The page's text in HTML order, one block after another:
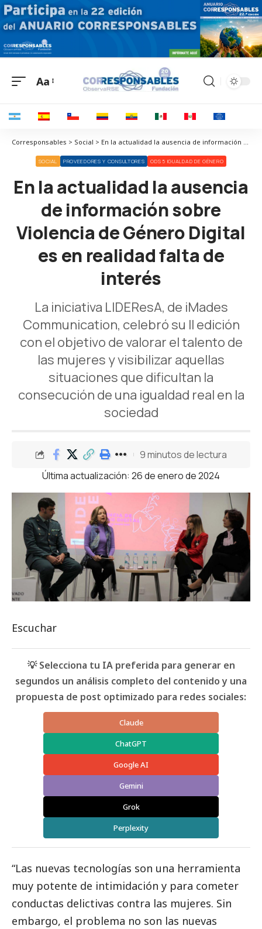
Aa
Corresponsables > Social > En la actualidad la ausencia de información sobre Violencia de Género Digital es en realidad falta de interés
SOCIAL PROVEEDORES Y CONSULTORES ODS 5 IGUALDAD DE GÉNERO
En la actualidad la ausencia
de información sobre
Violencia de Género Digital
es en realidad falta de
interés
La iniciativa LIDEResA, de iMades
Communication, celebró su II edición
con el objetivo de valorar el talento de
las mujeres y visibilizar aquellas
situaciones que dificultan la
consecución de una igualdad real en la
sociedad
Última actualización: 26 de enero de 2024
9 minutos de lectura
Escuchar
💡 Selecciona tu IA preferida para generar en
segundos un análisis completo del contenido y una
propuesta de post optimizado para redes sociales:
Claude
ChatGPT
Google AI
Gemini
Grok
Perplexity
“Las nuevas tecnologías son una herramienta
muy potente de intimidación y para cometer
conductas delictivas contra las mujeres. Sin
embargo, el problema no son las nuevas